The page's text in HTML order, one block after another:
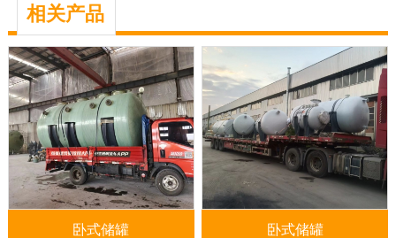
相关产品
卧式储罐
卧式储罐